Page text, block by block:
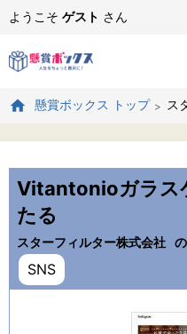
ようこそ ゲスト さん
懸賞ボックス トップ ス
Vitantonioガラス
たる
スターフィルター株式会社
SNS